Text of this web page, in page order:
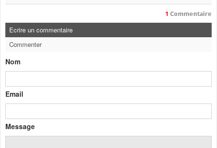
1 Commentaire
Ecrire un commentaire
Commenter
Nom
Email
Message